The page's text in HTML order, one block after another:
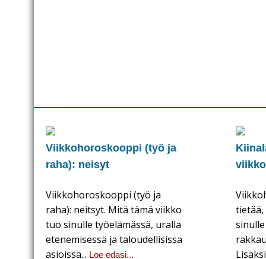
Viikkohoroskooppi (työ ja
raha): neisyt
Viikkohoroskooppi (työ ja
raha): neitsyt. Mitä tämä viikko
tuo sinulle työelämässä, uralla
etenemisessä ja taloudellisissa
asioissa... Loe edasi...